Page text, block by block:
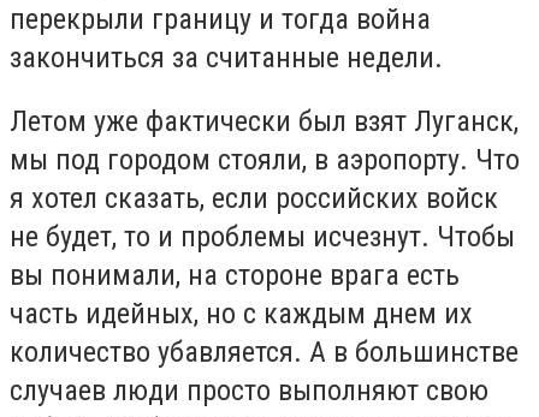
перекрыли границу и тогда война
закончиться за считанные недели.
Летом уже фактически был взят Луганск,
мы под городом стояли, в аэропорту. Что
я хотел сказать, если российских войск
не будет, то и проблемы исчезнут. Чтобы
вы понимали, на стороне врага есть
часть идейных, но с каждым днем их
количество убавляется. А в большинстве
случаев люди просто выполняют свою